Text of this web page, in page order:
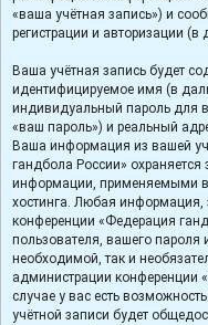
«ваша учётная запись») и
регистрации и авторизации
Ваша учётная запись будет
идентифицируемое имя (в
индивидуальный пароль для
«ваш пароль») и реальный
Ваша информация из вашей
гандбола России»
информации, применяемыми в
хостинга. Любая информация,
конференции «Федерация
пользователя, вашего пароля
необходимой, так и
администрации конференции
случае у вас есть
учётной записи будет